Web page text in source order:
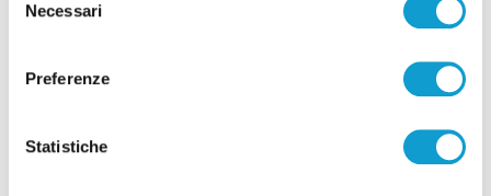
delNecessari
Preferenze
Statistiche
Le Marche in gara ai Campionati Europei di